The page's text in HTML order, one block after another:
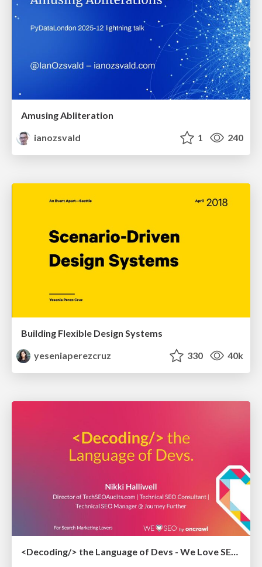
Amusing Abliteration
ianozsvald
1 240
Building Flexible Design Systems
yeseniaperezcruz
330 40k